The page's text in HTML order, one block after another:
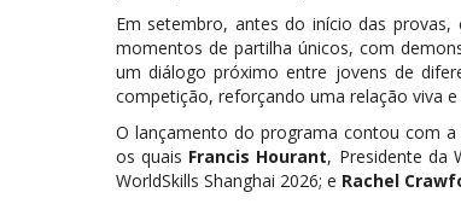
Em setembro, antes do início das provas,
momentos de partilha únicos, com
um diálogo próximo entre jovens de
competição, reforçando uma relação viva
O lançamento do programa contou com a
os quais Francis Hourant, Presidente da
WorldSkills Shanghai 2026; e Rachel